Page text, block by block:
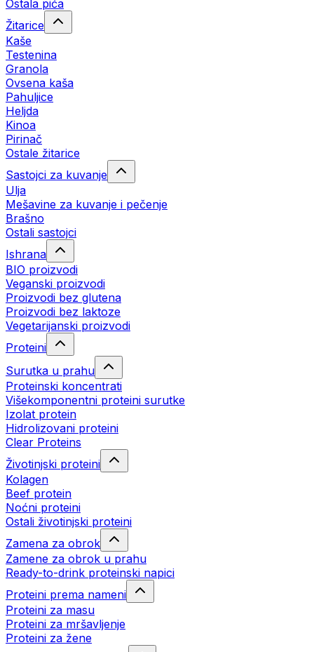
Ostala pića
Žitarice
Kaše
Testenina
Granola
Ovsena kaša
Pahuljice
Heljda
Kinoa
Pirinač
Ostale žitarice
Sastojci za kuvanje
Ulja
Mešavine za kuvanje i pečenje
Brašno
Ostali sastojci
Ishrana
BIO proizvodi
Veganski proizvodi
Proizvodi bez glutena
Proizvodi bez laktoze
Vegetarijanski proizvodi
Proteini
Surutka u prahu
Proteinski koncentrati
Višekomponentni proteini surutke
Izolat protein
Hidrolizovani proteini
Clear Proteins
Životinjski proteini
Kolagen
Beef protein
Noćni proteini
Ostali životinjski proteini
Zamena za obrok
Zamene za obrok u prahu
Ready-to-drink proteinski napici
Proteini prema nameni
Proteini za masu
Proteini za mršavljenje
Proteini za žene